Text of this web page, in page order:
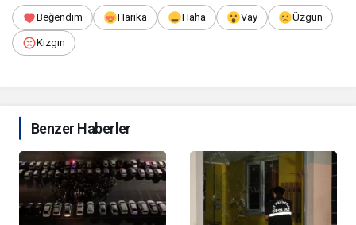
Beğendim Harika Haha Vay Üzgün
Kızgın
Benzer Haberler